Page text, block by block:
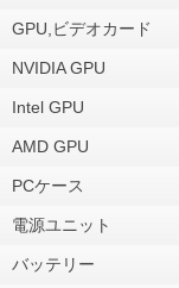
GPU,ビデオカード
NVIDIA GPU
Intel GPU
AMD GPU
PCケース
電源ユニット
バッテリー